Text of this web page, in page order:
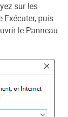
sur les
Exécuter, puis
le Panneau